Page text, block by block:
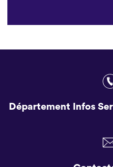
Département Infos